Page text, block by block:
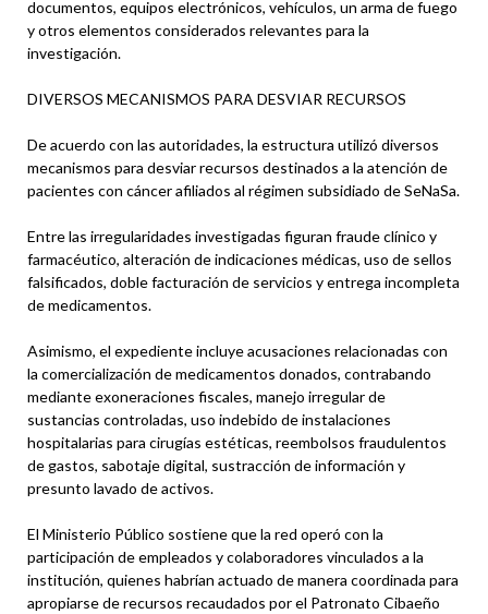
documentos, equipos electrónicos, vehículos, un arma de fuego
y otros elementos considerados relevantes para la
investigación.
DIVERSOS MECANISMOS PARA DESVIAR RECURSOS
De acuerdo con las autoridades, la estructura utilizó diversos
mecanismos para desviar recursos destinados a la atención de
pacientes con cáncer afiliados al régimen subsidiado de SeNaSa.
Entre las irregularidades investigadas figuran fraude clínico y
farmacéutico, alteración de indicaciones médicas, uso de sellos
falsificados, doble facturación de servicios y entrega incompleta
de medicamentos.
Asimismo, el expediente incluye acusaciones relacionadas con
la comercialización de medicamentos donados, contrabando
mediante exoneraciones fiscales, manejo irregular de
sustancias controladas, uso indebido de instalaciones
hospitalarias para cirugías estéticas, reembolsos fraudulentos
de gastos, sabotaje digital, sustracción de información y
presunto lavado de activos.
El Ministerio Público sostiene que la red operó con la
participación de empleados y colaboradores vinculados a la
institución, quienes habrían actuado de manera coordinada para
apropiarse de recursos recaudados por el Patronato Cibaeño